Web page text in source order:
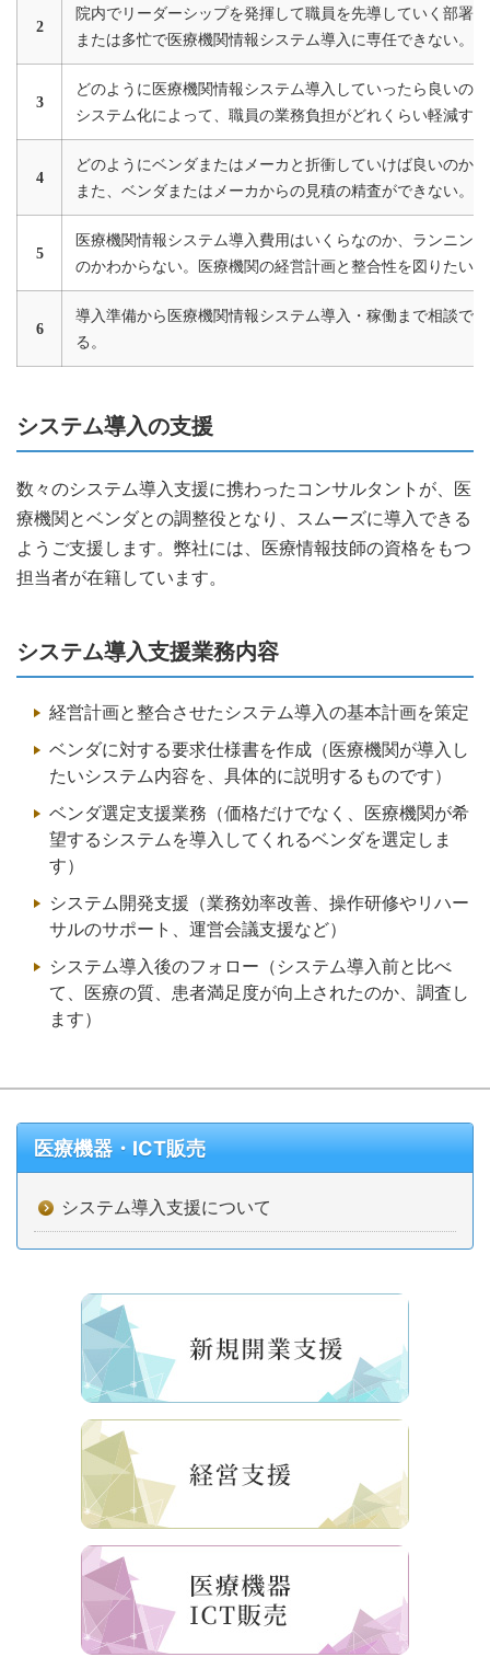
2
院内でリーダーシップを発揮して職員を先導していく部署
または多忙で医療機関情報システム導入に専任できない。
3
どのように医療機関情報システム導入していったら良いの
システム化によって、職員の業務負担がどれくらい軽減す
4
どのようにベンダまたはメーカと折衝していけば良いのか
また、ベンダまたはメーカからの見積の精査ができない。
5
医療機関情報システム導入費用はいくらなのか、ランニン
のかわからない。医療機関の経営計画と整合性を図りたい。
6
導入準備から医療機関情報システム導入・稼働まで相談で
る。
システム導入の支援
数々のシステム導入支援に携わったコンサルタントが、医
療機関とベンダとの調整役となり、スムーズに導入できる
ようご支援します。弊社には、医療情報技師の資格をもつ
担当者が在籍しています。
システム導入支援業務内容
経営計画と整合させたシステム導入の基本計画を策定
ベンダに対する要求仕様書を作成（医療機関が導入し
たいシステム内容を、具体的に説明するものです）
ベンダ選定支援業務（価格だけでなく、医療機関が希
望するシステムを導入してくれるベンダを選定しま
す）
システム開発支援（業務効率改善、操作研修やリハー
サルのサポート、運営会議支援など）
システム導入後のフォロー（システム導入前と比べ
て、医療の質、患者満足度が向上されたのか、調査し
ます）
医療機器・ICT販売
システム導入支援について